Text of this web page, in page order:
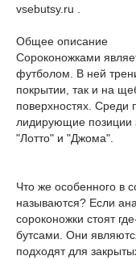
vsebutsy.ru .
Общее описание
Сороконожками
футболом. В ней
покрытии, так и на
поверхностях. Среди
лидирующие позиции
"Лотто" и "Джома".
Что же особенного в
называются? Если
сороконожки стоят
бутсами. Они
подходят для